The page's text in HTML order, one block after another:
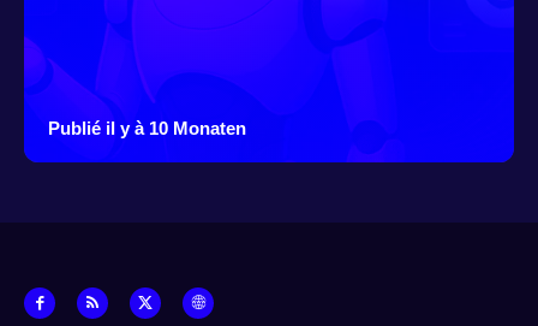
Publié il y à 10 Monaten